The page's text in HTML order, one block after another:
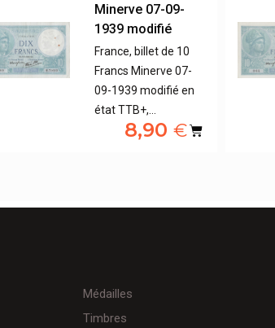
Minerve 07-09-
1939 modifié
France, billet de 10
Francs Minerve 07-
09-1939 modifié en
état TTB+,…
8,90 €
Médailles
Timbres